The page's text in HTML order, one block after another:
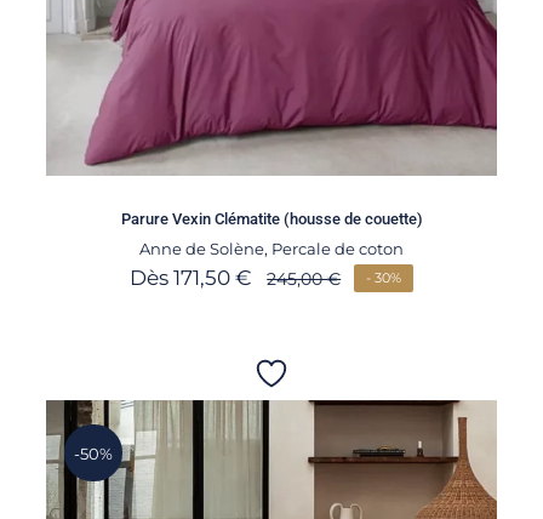
Parure Vexin Clématite (housse de couette)
Anne de Solène, Percale de coton
Dès171,50€ 245,00€ - 30%
-50%